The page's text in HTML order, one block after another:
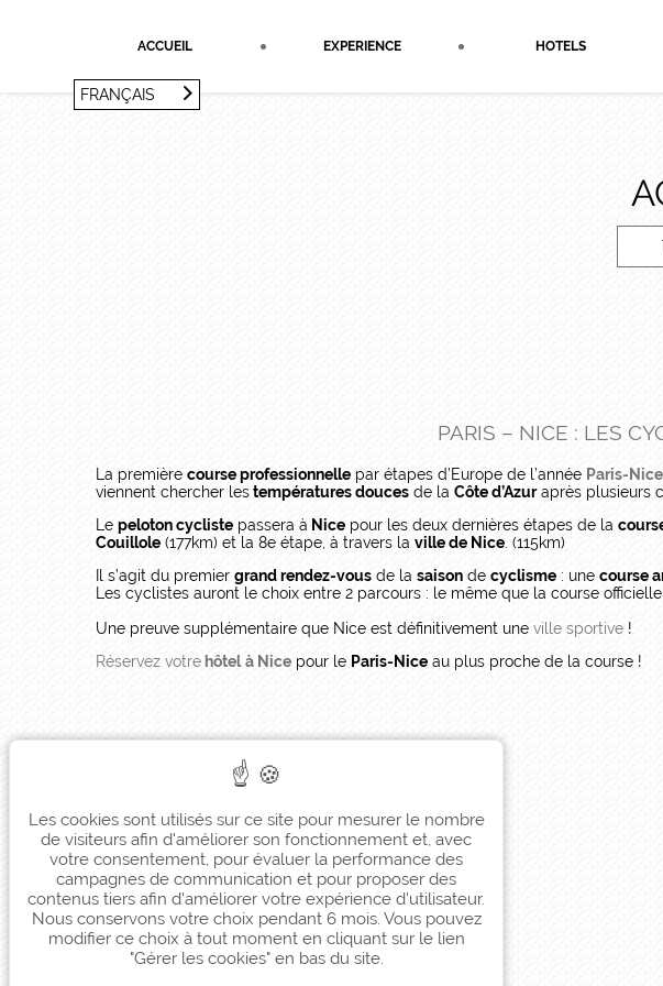
ACCUEIL EXPERIENCE HOTELS
FRANÇAIS
PARIS – NICE : LES
La première course professionnelle par étapes d’Europe de l’année Paris-Nice
viennent chercher lestempératures douces de la Côte d’Azuraprès plusieurs
Le peloton cycliste passera à Nice pour les deux dernières étapes de la
Couillole (177km) et la 8e étape, à travers la ville de Nice . (115km)
Il s’agit du premier grand rendez-vous de la saison de cyclisme : une course
Les cyclistes auront le choix entre 2 parcours : le même que la course
Une preuve supplémentaire que Nice est définitivement une ville sportive !
Réservez votre hôtel à Nice pour le Paris-Nice au plus proche de la course !
Les cookies sont utilisés sur ce site pour mesurer le nombre
de visiteurs afin d'améliorer son fonctionnement et, avec
votre consentement, pour évaluer la performance des
campagnes de communication et pour proposer des
contenus tiers afin d'améliorer votre expérience d'utilisateur.
Nous conservons votre choix pendant 6 mois. Vous pouvez
modifier ce choix à tout moment en cliquant sur le lien
"Gérer les cookies" en bas du site.